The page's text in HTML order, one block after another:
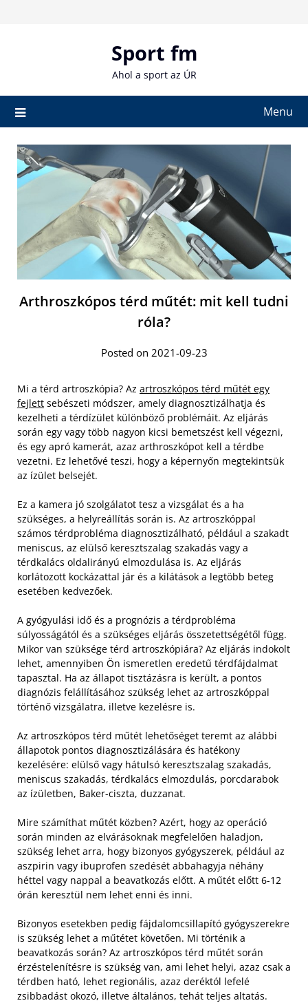
Sport fm
Ahol a sport az ÚR
Menu
Arthroszkópos térd műtét: mit kell tudni
róla?
Posted on 2021-09-23
Mi a térd artroszkópia? Az artroszkópos térd műtét egy
fejlett sebészeti módszer, amely diagnosztizálhatja és
kezelheti a térdízület különböző problémáit. Az eljárás
során egy vagy több nagyon kicsi bemetszést kell végezni,
és egy apró kamerát, azaz arthroszkópot kell a térdbe
vezetni. Ez lehetővé teszi, hogy a képernyőn megtekintsük
az ízület belsejét.
Ez a kamera jó szolgálatot tesz a vizsgálat és a ha
szükséges, a helyreállítás során is. Az artroszkóppal
számos térdprobléma diagnosztizálható, például a szakadt
meniscus, az elülső keresztszalag szakadás vagy a
térdkalács oldalirányú elmozdulása is. Az eljárás
korlátozott kockázattal jár és a kilátások a legtöbb beteg
esetében kedvezőek.
A gyógyulási idő és a prognózis a térdprobléma
súlyosságától és a szükséges eljárás összetettségétől függ.
Mikor van szüksége térd artroszkópiára? Az eljárás indokolt
lehet, amennyiben Ön ismeretlen eredetű térdfájdalmat
tapasztal. Ha az állapot tisztázásra is került, a pontos
diagnózis felállításához szükség lehet az artroszkóppal
történő vizsgálatra, illetve kezelésre is.
Az artroszkópos térd műtét lehetőséget teremt az alábbi
állapotok pontos diagnosztizálására és hatékony
kezelésére: elülső vagy hátulsó keresztszalag szakadás,
meniscus szakadás, térdkalács elmozdulás, porcdarabok
az ízületben, Baker-ciszta, duzzanat.
Mire számíthat műtét közben? Azért, hogy az operáció
során minden az elvárásoknak megfelelően haladjon,
szükség lehet arra, hogy bizonyos gyógyszerek, például az
aszpirin vagy ibuprofen szedését abbahagyja néhány
héttel vagy nappal a beavatkozás előtt. A műtét előtt 6-12
órán keresztül nem lehet enni és inni.
Bizonyos esetekben pedig fájdalomcsillapító gyógyszerekre
is szükség lehet a műtétet követően. Mi történik a
beavatkozás során? Az artroszkópos térd műtét során
érzéstelenítésre is szükség van, ami lehet helyi, azaz csak a
térdben ható, lehet regionális, azaz deréktól lefelé
zsibbadást okozó, illetve általános, tehát teljes altatás.